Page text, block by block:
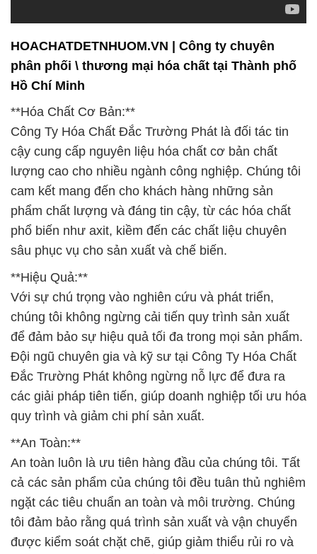
HOACHATDETNHUOM.VN | Công ty chuyên
phân phối \ thương mại hóa chất tại Thành phố
Hồ Chí Minh
**Hóa Chất Cơ Bản:**
Công Ty Hóa Chất Đắc Trường Phát là đối tác tin
cậy cung cấp nguyên liệu hóa chất cơ bản chất
lượng cao cho nhiều ngành công nghiệp. Chúng tôi
cam kết mang đến cho khách hàng những sản
phẩm chất lượng và đáng tin cậy, từ các hóa chất
phổ biến như axit, kiềm đến các chất liệu chuyên
sâu phục vụ cho sản xuất và chế biến.
**Hiệu Quả:**
Với sự chú trọng vào nghiên cứu và phát triển,
chúng tôi không ngừng cải tiến quy trình sản xuất
để đảm bảo sự hiệu quả tối đa trong mọi sản phẩm.
Đội ngũ chuyên gia và kỹ sư tại Công Ty Hóa Chất
Đắc Trường Phát không ngừng nỗ lực để đưa ra
các giải pháp tiên tiến, giúp doanh nghiệp tối ưu hóa
quy trình và giảm chi phí sản xuất.
**An Toàn:**
An toàn luôn là ưu tiên hàng đầu của chúng tôi. Tất
cả các sản phẩm của chúng tôi đều tuân thủ nghiêm
ngặt các tiêu chuẩn an toàn và môi trường. Chúng
tôi đảm bảo rằng quá trình sản xuất và vận chuyển
được kiểm soát chặt chẽ, giúp giảm thiểu rủi ro và